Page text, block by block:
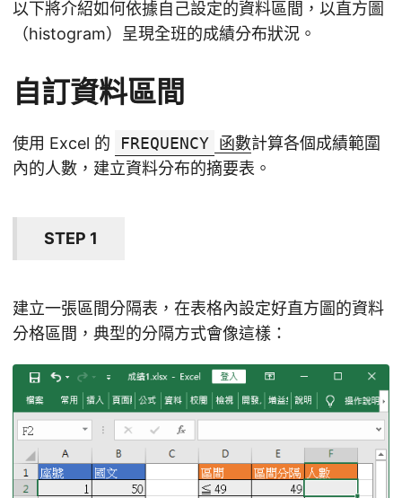
以下將介紹如何依據自己設定的資料區間，以直方圖
（histogram）呈現全班的成績分布狀況。
自訂資料區間
使用 Excel 的 FREQUENCY 函數計算各個成績範圍
內的人數，建立資料分布的摘要表。
STEP 1
建立一張區間分隔表，在表格內設定好直方圖的資料
分格區間，典型的分隔方式會像這樣：